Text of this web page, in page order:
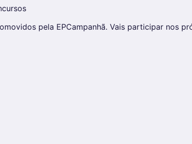
pela EPCampanhã. Vais participar nos